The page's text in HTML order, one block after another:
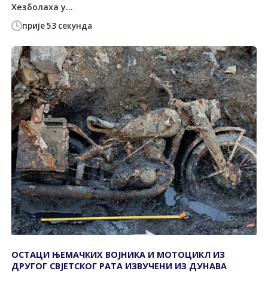
прије 53 секунда
Хезболаха у...
ОСТАЦИ ЊЕМАЧКИХ ВОЈНИКА И МОТОЦИКЛ ИЗ
ДРУГОГ СВЈЕТСКОГ РАТА ИЗВУЧЕНИ ИЗ ДУНАВА